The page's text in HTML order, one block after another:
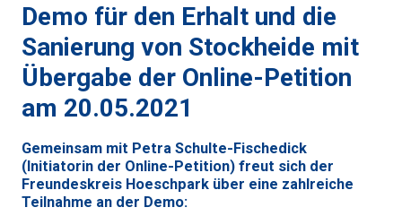
Demo für den Erhalt und die
Sanierung von Stockheide mit
Übergabe der Online-Petition
am 20.05.2021
Gemeinsam mit Petra Schulte-Fischedick
(Initiatorin der Online-Petition) freut sich der
Freundeskreis Hoeschpark über eine zahlreiche
Teilnahme an der Demo: